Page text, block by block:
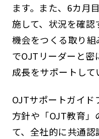
ます。また、6カ月
施して、状況を確
機会をつくる取り
でOJTリーダーと密
成長をサポートして
OJTサポートガイ
方針や「OJT教育」
て、全社的に共通